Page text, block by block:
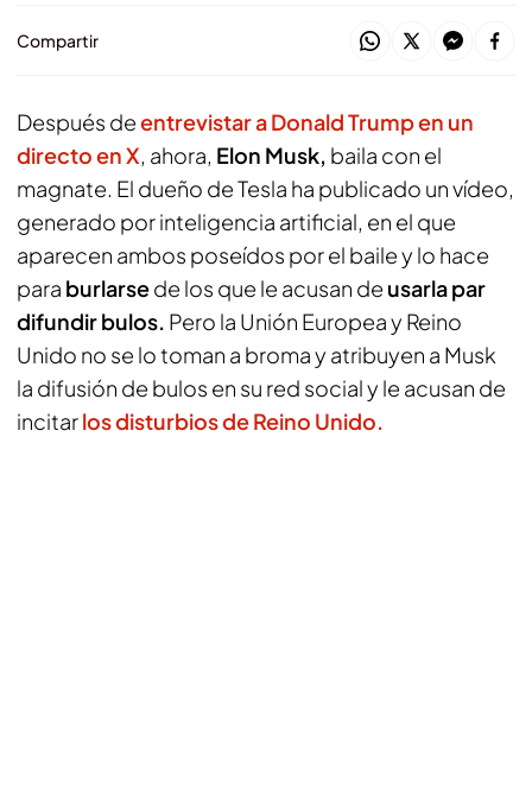
Compartir
Después deentrevistar a Donald Trump en un
directo en X, ahora, Elon Musk, baila con el
magnate. El dueño de Tesla ha publicado un vídeo,
generado por inteligencia artificial, en el que
aparecen ambos poseídos por el baile y lo hace
para burlarsede los que le acusan de usarla par
difundir bulos. Pero la Unión Europea y Reino
Unido no se lo toman a broma y atribuyen a Musk
la difusión de bulos en su red social y le acusan de
incitarlos disturbios de Reino Unido.